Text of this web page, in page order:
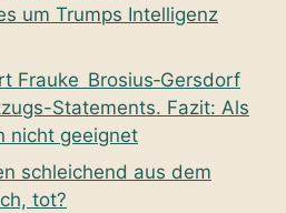
um Trumps Intelligenz
Frauke Brosius‑Gersdorf
Statements. Fazit: Als
nicht geeignet
schleichend aus dem
tot?